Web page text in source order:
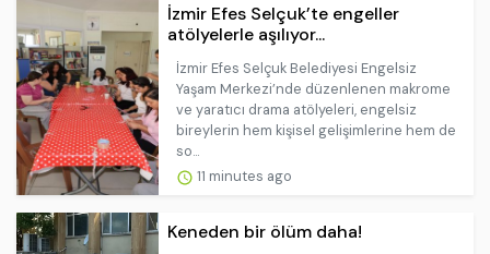
İzmir Efes Selçuk’te engeller
atölyelerle aşılıyor...
İzmir Efes Selçuk Belediyesi Engelsiz
Yaşam Merkezi’nde düzenlenen makrome
ve yaratıcı drama atölyeleri, engelsiz
bireylerin hem kişisel gelişimlerine hem de
so...
11 minutes ago
Keneden bir ölüm daha!